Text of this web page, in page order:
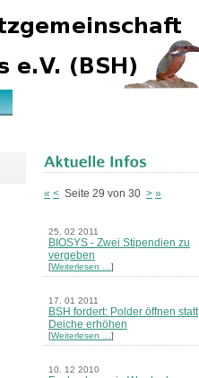
« < Seite 29 von 30 > »
25. 02 2011
BIOSYS - Zwei Stipendien zu
vergeben
[Weiterlesen … ]
17. 01 2011
BSH fordert: Polder öffnen statt
Deiche erhöhen
[Weiterlesen … ]
10. 12 2010